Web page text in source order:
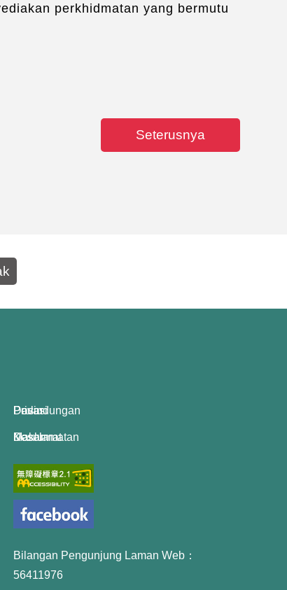
perkhidmatan yang bermutu
Seterusnya
Dasar Perlindungan Privasi
Dasar Keselamatan Maklumat
Bilangan Pengunjung Laman Web：
56411976